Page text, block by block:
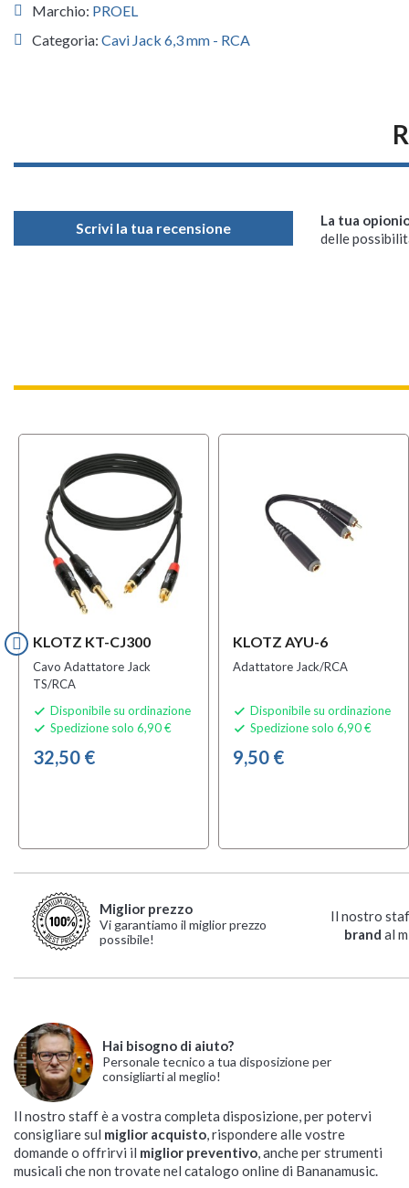
Marchio: PROEL
Categoria: Cavi Jack 6,3 mm - RCA
Scrivi la tua recensione La tua
delle
KLOTZ KT-CJ300
Cavo Adattatore Jack
TS/RCA
 Disponibile su ordinazione
 Spedizione solo 6,90 €
32,50 €
KLOTZ AYU-6
Adattatore Jack/RCA
 Disponibile su ordinazione
 Spedizione solo 6,90 €
9,50 €
Miglior prezzo
Vi garantiamo il miglior prezzo
possibile!
Il nostro
brand al
Hai bisogno di aiuto?
Personale tecnico a tua disposizione per
consigliarti al meglio!
Il nostro staff è a vostra completa disposizione, per potervi
consigliare sul miglior acquisto, rispondere alle vostre
domande o offrirvi il miglior preventivo, anche per strumenti
musicali che non trovate nel catalogo online di Bananamusic.